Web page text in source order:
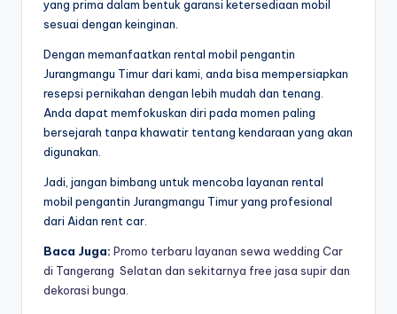
yang prima dalam bentuk garansi ketersediaan mobil
sesuai dengan keinginan.
Dengan memanfaatkan rental mobil pengantin
Jurangmangu Timur dari kami, anda bisa mempersiapkan
resepsi pernikahan dengan lebih mudah dan tenang.
Anda dapat memfokuskan diri pada momen paling
bersejarah tanpa khawatir tentang kendaraan yang akan
digunakan.
Jadi, jangan bimbang untuk mencoba layanan rental
mobil pengantin Jurangmangu Timur yang profesional
dari Aidan rent car.
Baca Juga: Promo terbaru layanan sewa wedding Car
di Tangerang Selatan dan sekitarnya free jasa supir dan
dekorasi bunga.